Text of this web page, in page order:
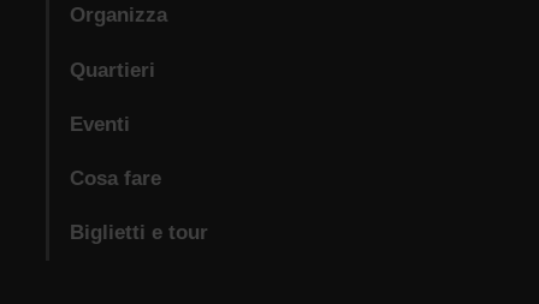
Organizza
Quartieri
Eventi
Cosa fare
Biglietti e tour